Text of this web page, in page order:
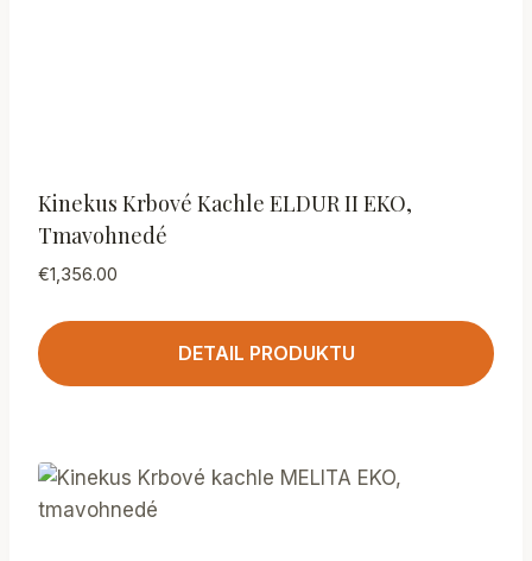
Kinekus Krbové Kachle ELDUR II EKO,
Tmavohnedé
€1,356.00
DETAIL PRODUKTU